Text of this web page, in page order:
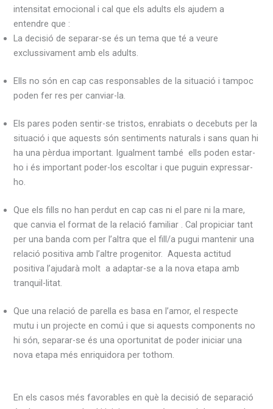
intensitat emocional i cal que els adults els ajudem a
entendre que :
La decisió de separar-se és un tema que té a veure
exclussivament amb els adults.
Ells no són en cap cas responsables de la situació i tampoc
poden fer res per canviar-la.
Els pares poden sentir-se tristos, enrabiats o decebuts per la
situació i que aquests són sentiments naturals i sans quan hi
ha una pèrdua important. Igualment també ells poden estar-
ho i és important poder-los escoltar i que puguin expressar-
ho.
Que els fills no han perdut en cap cas ni el pare ni la mare,
que canvia el format de la relació familiar . Cal propiciar tant
per una banda com per l’altra que el fill/a pugui mantenir una
relació positiva amb l’altre progenitor. Aquesta actitud
positiva l’ajudarà molt a adaptar-se a la nova etapa amb
tranquil-litat.
Que una relació de parella es basa en l’amor, el respecte
mutu i un projecte en comú i que si aquests components no
hi són, separar-se és una oportunitat de poder iniciar una
nova etapa més enriquidora per tothom.
En els casos més favorables en què la decisió de separació